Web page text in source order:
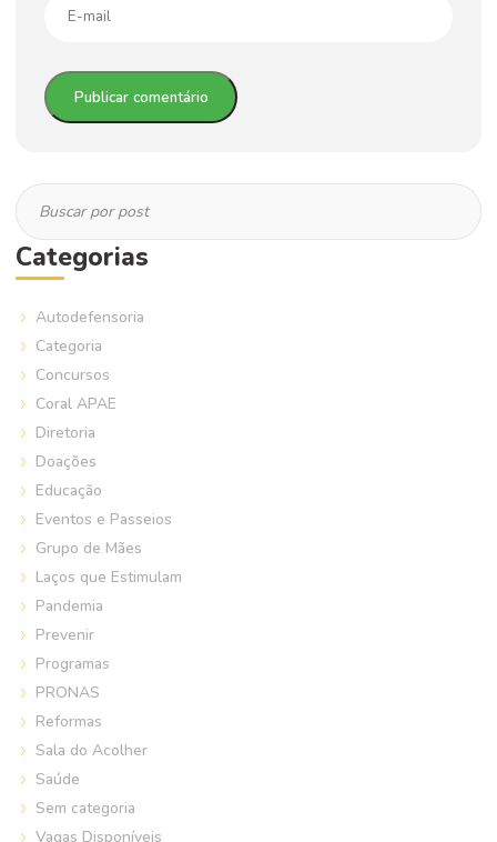
Categorias
Autodefensoria
Categoria
Concursos
Coral APAE
Diretoria
Doações
Educação
Eventos e Passeios
Grupo de Mães
Laços que Estimulam
Pandemia
Prevenir
Programas
PRONAS
Reformas
Sala do Acolher
Saúde
Sem categoria
Vagas Disponíveis